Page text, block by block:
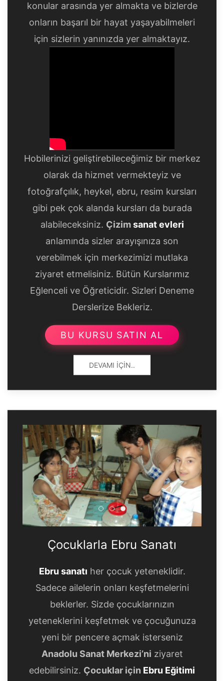
konular arasında yer almakta ve bizlerde
onların başarıl bir hayat yaşayabilmeleri
için sizlerin yanınızda yer almaktayız.
Hobilerinizi geliştirebileceğimiz bir merkez
olarak da hizmet vermekteyiz ve
fotoğrafçılık, heykel, ebru, resim kursları
gibi pek çok alanda kursları da burada
alabileceksiniz. Çizimsanat evleri
anlamında sizler arayışınıza son
verebilmek için merkezimizi mutlaka
ziyaret etmelisiniz. Bütün Kurslarımız
Eğlenceli ve Öğreticidir. Sizleri Deneme
Derslerize Bekleriz.
BU KURSU SATIN AL
DEVAMI İÇIN..
Çocuklarla Ebru Sanatı
Çocuklarla Ebru Sanatı
Çocuklarla Ebru Sanatı
Çocuklarla Ebru Sanatı
Ebru sanatı her çocuk yeteneklidir.
Sadece ailelerin onları keşfetmelerini
beklerler. Sizde çocuklarınızın
yeteneklerini keşfetmek ve çocuğunuza
yeni bir pencere açmak isterseniz
Anadolu Sanat Merkezi’ni ziyaret
edebilirsiniz. Çocuklar için Ebru Eğitimi